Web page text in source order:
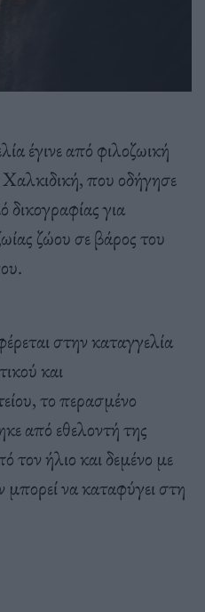
έγινε από φιλοζωική
που οδήγησε
για
ζώου σε βάρος του
στην καταγγελία
και
το περασμένο
από εθελοντή της
τον ήλιο και δεμένο με
να καταφύγει στη